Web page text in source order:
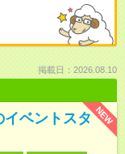
掲載日：2026.08.10
NEW
ベントスタ